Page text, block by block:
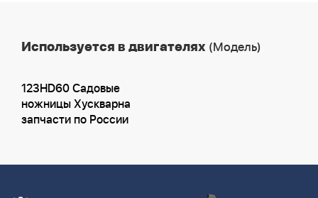
Используется в двигателях (Модель)
123HD60 Садовые
ножницы Хускварна
запчасти по России